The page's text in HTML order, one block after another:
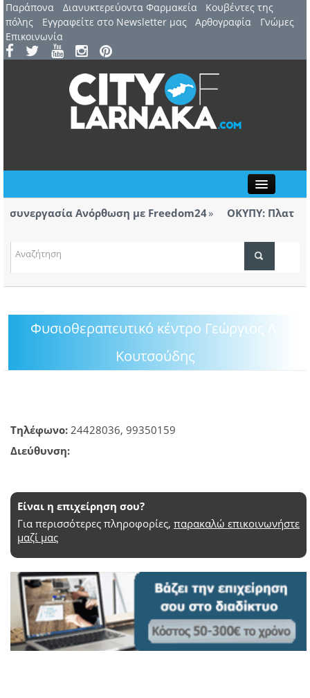
Παράπονα Διανυκτερεύοντα Φαρμακεία
Kουβέντες της
πόλης
Εγγραφείτε στο Newsletter μας Αρθογραφία
Γνώμες
Επικοινωνία
ΤΟΠΙΚΑ ΝΕΑ
GOING OUT
PODCAST
ΠΡΟΣΩΠΑ
ΛΑΡΝΑΚΑ 2030
ΣΥΝΔΕΣΜΟΙ
ΠΕΡΙΣΣΟΤΕΡΑ
συνεργασία Ανόρθωση με Freedom24
ΟΚΥΠΥ:
συνεργασία Ανόρθωση με Freedom24
Φυσιοθεραπευτικό κέντρο Γεώργιος Λ.
Κουτσούδης
Τηλέφωνο: 24428036, 99350159
Διεύθυνση:
Είναι η επιχείρηση σου?
Για περισσότερες πληροφορίες, παρακαλώ επικοινωνήστε
μαζί μας